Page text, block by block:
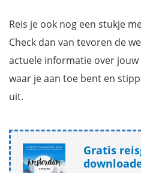
Reis je ook nog een stukje
Check dan van tevoren de
actuele informatie over jouw
waar je aan toe bent en
uit.
Gratis